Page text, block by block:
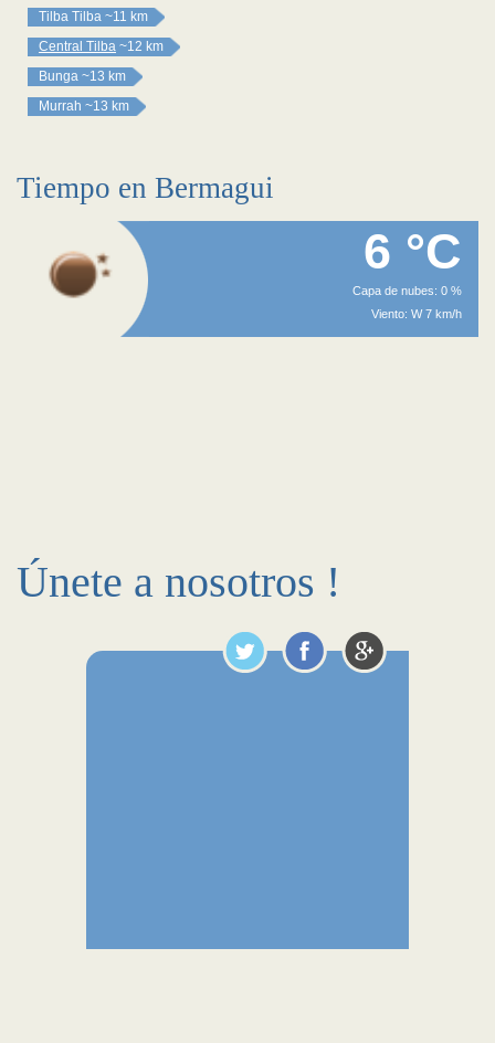
Tilba Tilba ~11 km
Central Tilba ~12 km
Bunga ~13 km
Murrah ~13 km
Tiempo en Bermagui
6 °C
Capa de nubes: 0 %
Viento: W 7 km/h
Únete a nosotros !